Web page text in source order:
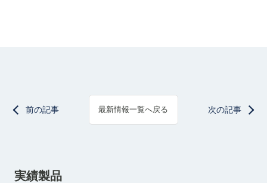
前の記事 最新情報一覧へ戻る 次の記事
実績製品